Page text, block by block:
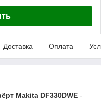
Доставка Оплата
Makita DF330DWE -